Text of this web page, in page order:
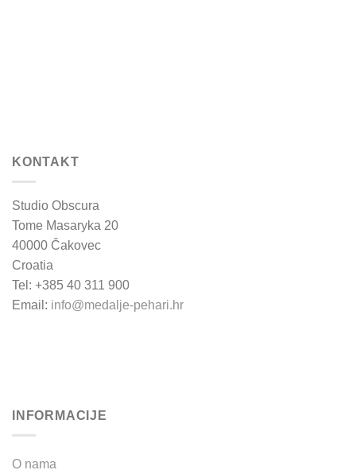
KONTAKT
Studio Obscura
Tome Masaryka 20
40000 Čakovec
Croatia
Tel: +385 40 311 900
Email: info@medalje-pehari.hr
INFORMACIJE
O nama